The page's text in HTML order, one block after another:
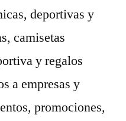
deportivas y
camisetas
y regalos
a empresas y
promociones,